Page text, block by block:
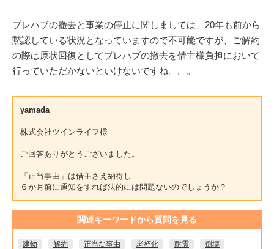
プレハブの撤去と事業の停止に関しましては、20年も前から
黙認している状況となっていますので不可能ですが、ご解約
の際は原状回復としてプレハブの撤去を借主様負担において
行っていただかないといけないですね。。。
yamada
株式会社ツインライフ様
ご回答ありがとうございました。
「正当事由」は借主さえ納得し
６か月前に通知をすれば法的には問題ないのでしょうか？
関連キーワードから質問を見る
建物 解約 正当な事由 老朽化 耐震
倒壊